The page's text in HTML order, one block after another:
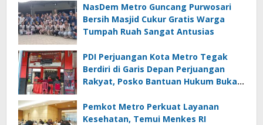
NasDem Metro Guncang Purwosari
Bersih Masjid Cukur Gratis Warga
Tumpah Ruah Sangat Antusias
PDI Perjuangan Kota Metro Tegak
Berdiri di Garis Depan Perjuangan
Rakyat, Posko Bantuan Hukum Buka
Pemkot Metro Perkuat Layanan
Kesehatan, Temui Menkes RI